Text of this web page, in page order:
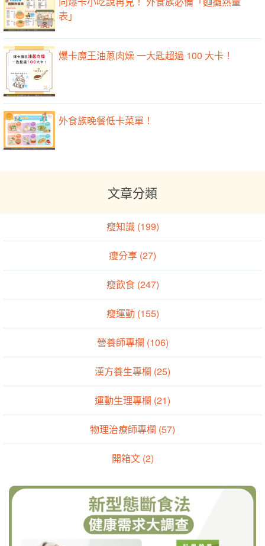
表」
爆卡魔王油蔥肉燥 一大匙超過 100 大卡！
外食族晚餐低卡菜單！
文章分類
瘦知識 (199)
瘦分享 (27)
瘦飲食 (247)
瘦運動 (155)
營養師專欄 (106)
漢方養生專欄 (25)
運動生理專欄 (21)
物理治療師專欄 (57)
開箱文 (2)